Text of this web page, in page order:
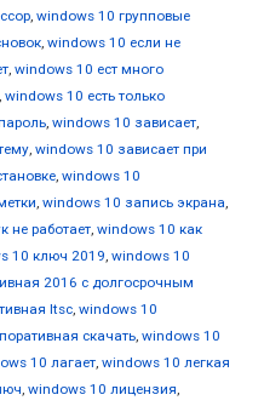
, windows 10 групповые
, windows 10 если не
, windows 10 ест много
, windows 10 есть только
, windows 10 зависает,
, windows 10 зависает при
, windows 10
, windows 10 запись экрана,
не работает, windows 10 как
10 ключ 2019, windows 10
2016 с долгосрочным
ltsc, windows 10
скачать, windows 10
10 лагает, windows 10 легкая
, windows 10 лицензия,